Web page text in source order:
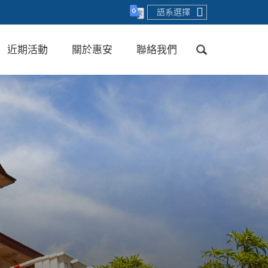
語系選擇
近期活動 關於惠安 聯絡我們
送出